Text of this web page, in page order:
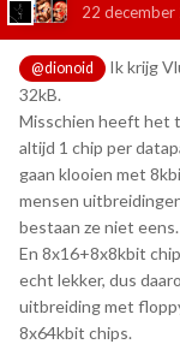
22 december
@dionoid
Ik krijg
32kB.
Misschien heeft het
altijd 1 chip per
gaan klooien met
mensen
bestaan ze niet eens.
En 8x16+8x8kbit
echt lekker, dus
uitbreiding met
8x64kbit chips.